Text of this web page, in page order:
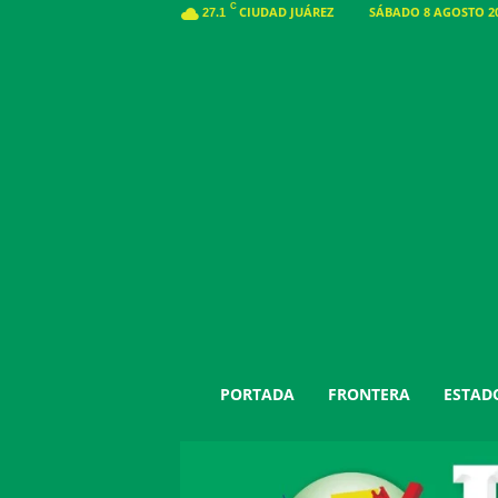
27.1 C CIUDAD JUÁREZ SÁBADO 8 AGOSTO
PORTADA FRONTERA